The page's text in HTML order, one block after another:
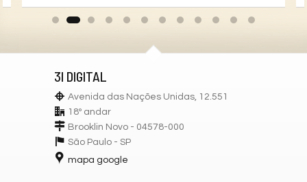
3I DIGITAL
Avenida das Nações Unidas, 12.551
18º andar
Brooklin Novo - 04578-000
São Paulo - SP
mapa google